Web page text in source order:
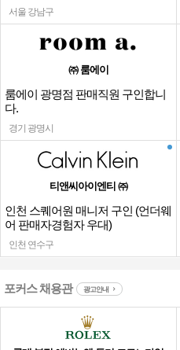
서울 강남구
㈜ 룸에이
룸에이 광명점 판매직원 구인합니
다.
경기 광명시
티앤씨아이엔티 ㈜
인천 스퀘어원 매니저 구인 (언더웨
어 판매자경험자 우대)
인천 연수구
포커스 채용관 광고안내